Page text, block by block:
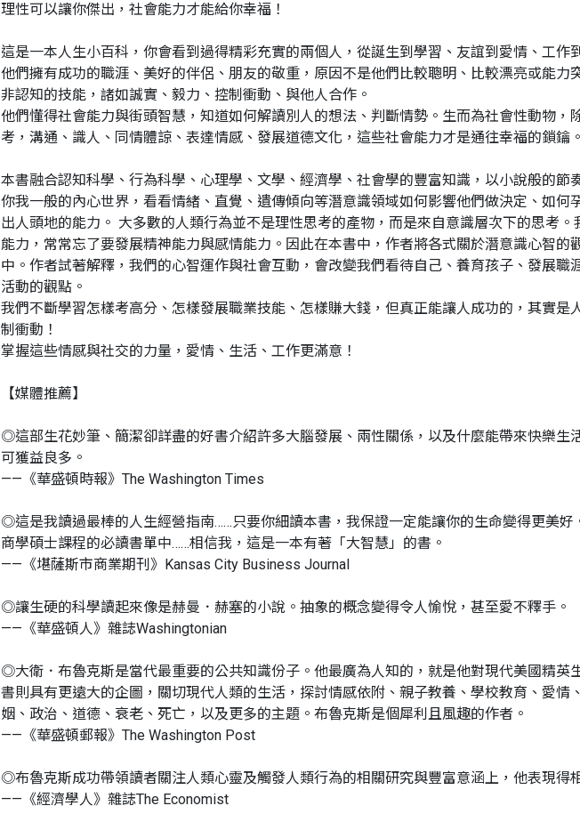
理性可以讓你傑出，社會能力才能給你幸福！
這是一本人生小百科，你會看到過得精彩充實的兩個人，從誕生到學習、友誼到愛情、工作
他們擁有成功的職涯、美好的伴侶、朋友的敬重，原因不是他們比較聰明、比較漂亮或能力
非認知的技能，諸如誠實、毅力、控制衝動、與他人合作。
他們懂得社會能力與街頭智慧，知道如何解讀別人的想法、判斷情勢。生而為社會性動物，
考，溝通、識人、同情體諒、表達情感、發展道德文化，這些社會能力才是通往幸福的鎖鑰。
本書融合認知科學、行為科學、心理學、文學、經濟學、社會學的豐富知識，以小說般的節
你我一般的內心世界，看看情緒、直覺、遺傳傾向等潛意識領域如何影響他們做決定、如何
出人頭地的能力。 大多數的人類行為並不是理性思考的產物，而是來自意識層次下的思考。
能力，常常忘了要發展精神能力與感情能力。因此在本書中，作者將各式關於潛意識心智的
中。作者試著解釋，我們的心智運作與社會互動，會改變我們看待自己、養育孩子、發展職
活動的觀點。
我們不斷學習怎樣考高分、怎樣發展職業技能、怎樣賺大錢，但真正能讓人成功的，其實是
制衝動！
掌握這些情感與社交的力量，愛情、生活、工作更滿意！
【媒體推薦】
◎這部生花妙筆、簡潔卻詳盡的好書介紹許多大腦發展、兩性關係，以及什麼能帶來快樂生
可獲益良多。
——《華盛頓時報》The Washington Times
◎這是我讀過最棒的人生經營指南……只要你細讀本書，我保證一定能讓你的生命變得更美好
商學碩士課程的必讀書單中……相信我，這是一本有著「大智慧」的書。
——《堪薩斯市商業期刊》Kansas City Business Journal
◎讓生硬的科學讀起來像是赫曼．赫塞的小說。抽象的概念變得令人愉悅，甚至愛不釋手。
——《華盛頓人》雜誌Washingtonian
◎大衛．布魯克斯是當代最重要的公共知識份子。他最廣為人知的，就是他對現代美國精英
書則具有更遠大的企圖，關切現代人類的生活，探討情感依附、親子教養、學校教育、愛情
姻、政治、道德、衰老、死亡，以及更多的主題。布魯克斯是個犀利且風趣的作者。
——《華盛頓郵報》The Washington Post
◎布魯克斯成功帶領讀者關注人類心靈及觸發人類行為的相關研究與豐富意涵上，他表現得
——《經濟學人》雜誌The Economist